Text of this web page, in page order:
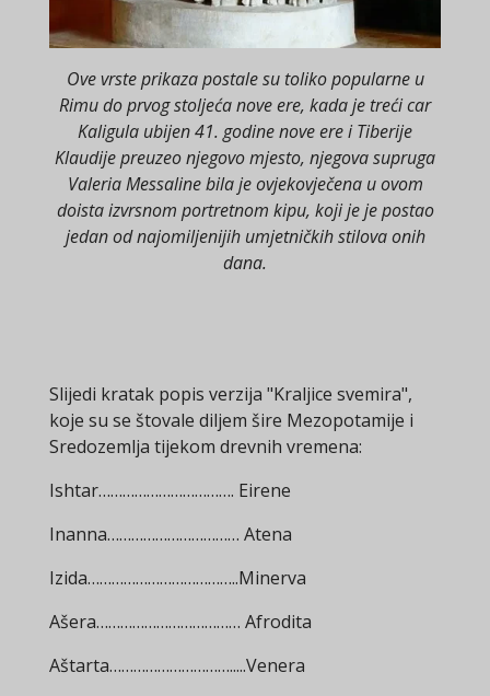
Ove vrste prikaza postale su toliko popularne u
Rimu do prvog stoljeća nove ere, kada je treći car
Kaligula ubijen 41. godine nove ere i Tiberije
Klaudije preuzeo njegovo mjesto, njegova supruga
Valeria Messaline bila je ovjekovječena u ovom
doista izvrsnom portretnom kipu, koji je je postao
jedan od najomiljenijih umjetničkih stilova onih
dana.
Slijedi kratak popis verzija "Kraljice svemira",
koje su se štovale diljem šire Mezopotamije i
Sredozemlja tijekom drevnih vremena:
Ishtar……………………………. Eirene
Inanna…………………………… Atena
Izida………………………………..Minerva
Ašera……………………………… Afrodita
Aštarta………………………….....Venera